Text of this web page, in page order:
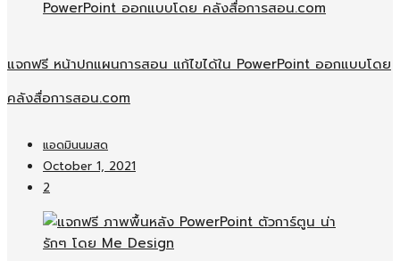
แจกฟรี หน้าปกแผนการสอน แก้ไขได้ใน PowerPoint ออกแบบโดย
คลังสื่อการสอน.com
แอดมินนมสด
October 1, 2021
2